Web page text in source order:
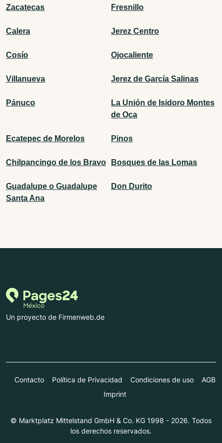
Zacatecas Fresnillo
Calera Jerez Centro
Cosío Ojocaliente
Villanueva Jerez de García Salinas
Pánuco
La Unión de Isidoro Montes
de Oca
Ecatepec de Morelos Pinos
Chilpancingo de los Bravo Bosques de las Lomas
Guadalupe o Guadalupe
Santa Ana
Don Durito
Un proyecto de Firmenweb.de
Contacto Política de Privacidad Condiciones de uso
AGB
Imprint
© Marktplatz Mittelstand GmbH & Co. KG 1998 - 2026. Todos
los derechos reservados.